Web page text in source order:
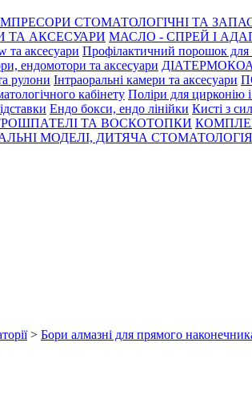
СТОМАТОЛОГІЧНІ ТА
ТА АКСЕСУАРИ МАСЛО - СПРЕЙ І
та аксесуари Профілактичний порошок для
ендомотори та аксесуари
рулони Інтраоральні камери та аксесуари
кабінету Поліри для цирконію
Ендо бокси, ендо лінійки Кисті з
ТА ВОСКОТОПКИ
МОДЕЛІ, ДИТЯЧА
> Бори алмазні для прямого